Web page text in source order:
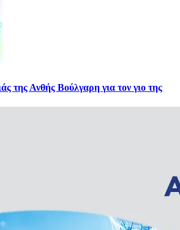
της Ανθής Βούλγαρη για τον γιο της